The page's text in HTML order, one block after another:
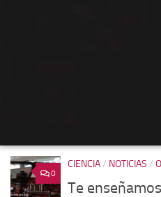
0
CIENCIA/ NOTICIAS /
Te